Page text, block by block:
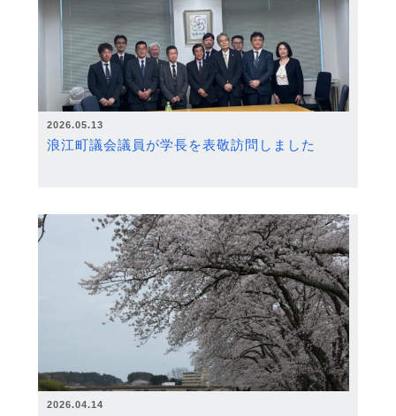
2026.05.13
浪江町議会議員が学長を表敬訪問しました
2026.04.14